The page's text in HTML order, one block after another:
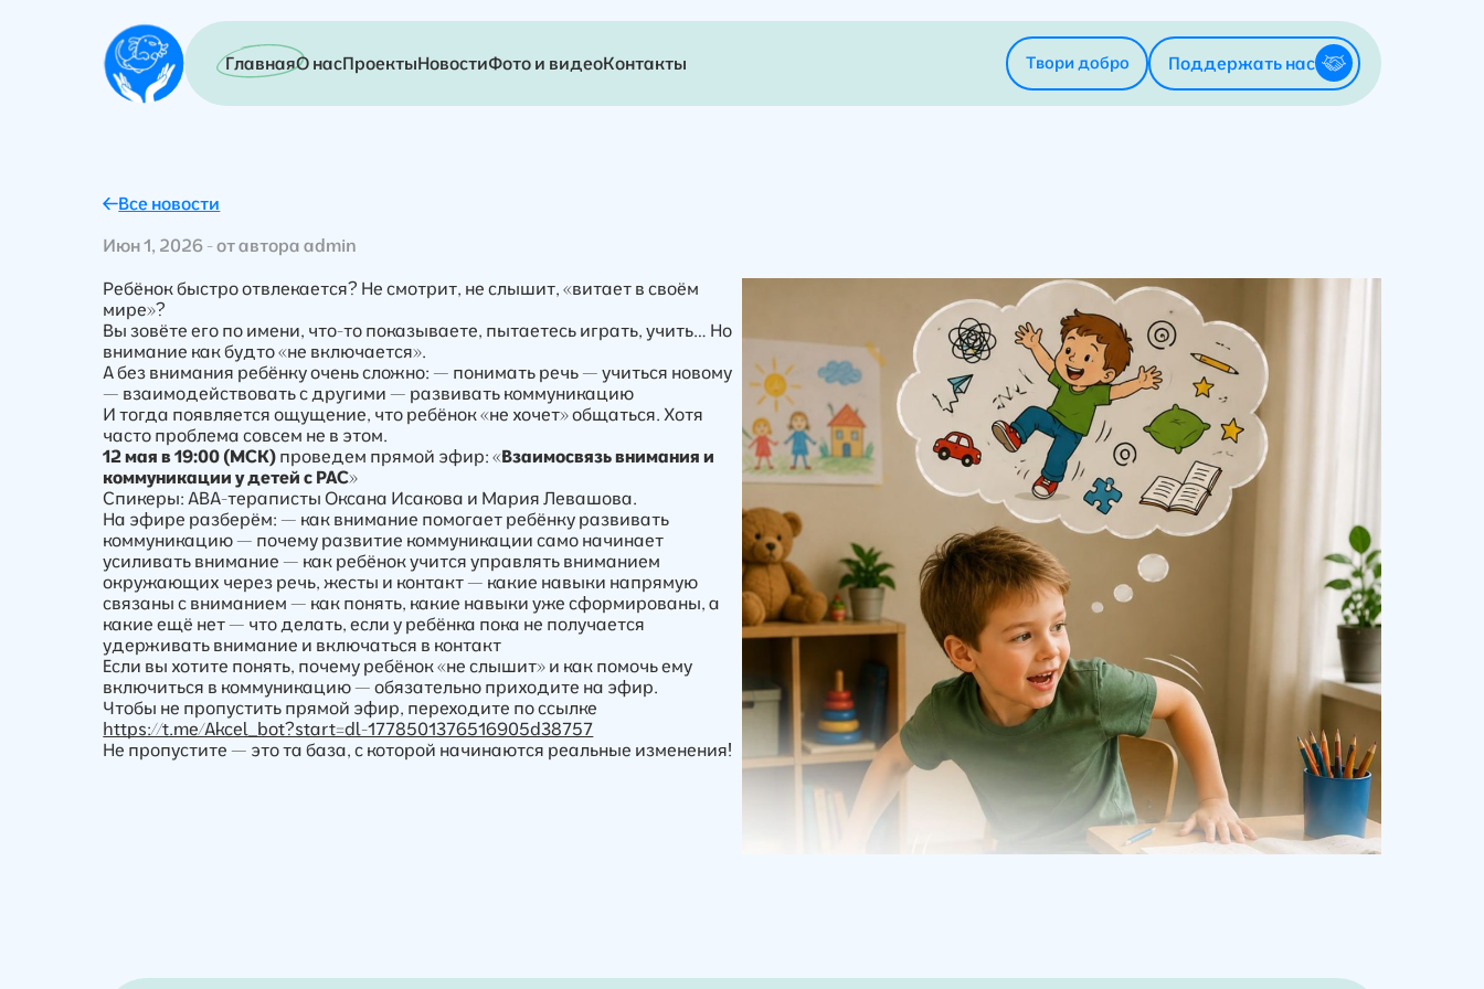
ГлавнаяО насПроектыНовостиФото и видеоКонтакты Твори добро Поддержать нас
Все новости
Июн 1, 2026 - от автора admin
Ребёнок быстро отвлекается? Не смотрит, не слышит, «витает в своём
мире»?
Вы зовёте его по имени, что-то показываете, пытаетесь играть, учить… Но
внимание как будто «не включается».
А без внимания ребёнку очень сложно: — понимать речь — учиться новому
— взаимодействовать с другими — развивать коммуникацию
И тогда появляется ощущение, что ребёнок «не хочет» общаться. Хотя
часто проблема совсем не в этом.
12 мая в 19:00 (МСК) проведем прямой эфир: «Взаимосвязь внимания и
коммуникации у детей с РАС»
Спикеры: АВА-тераписты Оксана Исакова и Мария Левашова.
На эфире разберём: — как внимание помогает ребёнку развивать
коммуникацию — почему развитие коммуникации само начинает
усиливать внимание — как ребёнок учится управлять вниманием
окружающих через речь, жесты и контакт — какие навыки напрямую
связаны с вниманием — как понять, какие навыки уже сформированы, а
какие ещё нет — что делать, если у ребёнка пока не получается
удерживать внимание и включаться в контакт
Если вы хотите понять, почему ребёнок «не слышит» и как помочь ему
включиться в коммуникацию — обязательно приходите на эфир.
Чтобы не пропустить прямой эфир, переходите по ссылке
https://t.me/Akcel_bot?start=dl-1778501376516905d38757
Не пропустите — это та база, с которой начинаются реальные изменения!